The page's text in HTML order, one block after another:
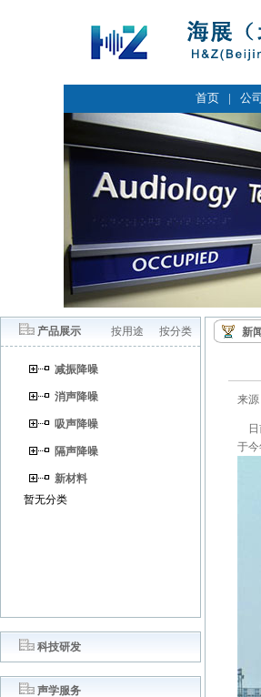
首页 | 公
产品展示 按用途 按分类
减振降噪
消声降噪
吸声降噪
隔声降噪
新材料
暂无分类
科技研发
声学服务
新
来
于